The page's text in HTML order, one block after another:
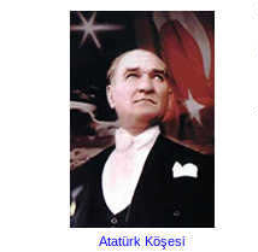
Atatürk Köşesi